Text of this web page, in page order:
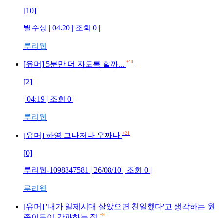
[10]
별수상 | 04:20 | 조회 0 |
루리웹
[유머] 5분만 더 자도록 할까... +10
[2]
| 04:19 | 조회 0 |
루리웹
[유머] 하영 그나저나 우짜나 +21
[0]
루리웹-1098847581 | 26/08/10 | 조회 0 |
루리웹
[유머] '내가 일제시대 살았으면 친일했다'고 생각하는 원
+9